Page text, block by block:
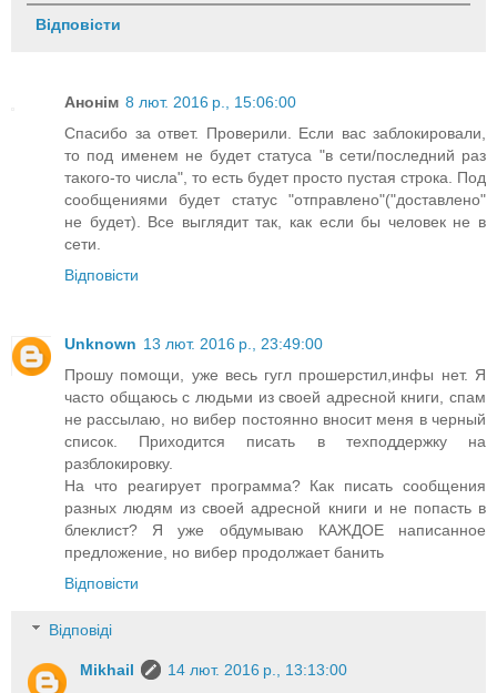
Відповісти
Анонім 8 лют. 2016 р., 15:06:00
Спасибо за ответ. Проверили. Если вас заблокировали,
то под именем не будет статуса "в сети/последний раз
такого-то числа", то есть будет просто пустая строка. Под
сообщениями будет статус "отправлено"("доставлено"
не будет). Все выглядит так, как если бы человек не в
сети.
Відповісти
Unknown 13 лют. 2016 р., 23:49:00
Прошу помощи, уже весь гугл прошерстил,инфы нет. Я
часто общаюсь с людьми из своей адресной книги, спам
не рассылаю, но вибер постоянно вносит меня в черный
список. Приходится писать в техподдержку на
разблокировку.
На что реагирует программа? Как писать сообщения
разных людям из своей адресной книги и не попасть в
блеклист? Я уже обдумываю КАЖДОЕ написанное
предложение, но вибер продолжает банить
Відповісти
Відповіді
Mikhail
14 лют. 2016 р., 13:13:00